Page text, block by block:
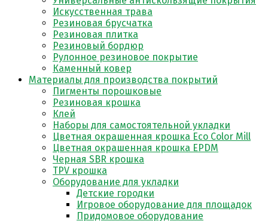
Искусственная трава
Резиновая брусчатка
Резиновая плитка
Резиновый бордюр
Рулонное резиновое покрытие
Каменный ковер
Материалы для производства покрытий
Пигменты порошковые
Резиновая крошка
Клей
Наборы для самостоятельной укладки
Цветная окрашенная крошка Eco Color Mill
Цветная окрашенная крошка EPDM
Черная SBR крошка
TPV крошка
Оборудование для укладки
Детские городки
Игровое оборудование для площадок
Придомовое оборудование